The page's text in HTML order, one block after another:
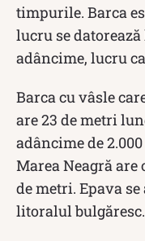
timpurile. Barca
lucru se
adâncime, lucru
Barca cu vâsle
are 23 de metri
adâncime de
Marea Neagră are
de metri. Epava
litoralul bulgăresc.